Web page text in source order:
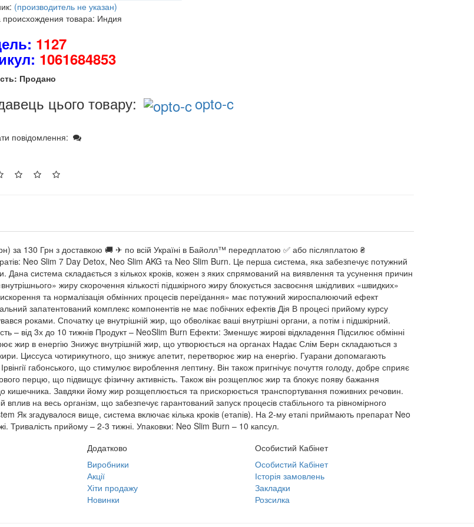
(производитель не указан)
происхождения товара: Индия
1127
1061684853
Продано
цього товару: opto-c
повідомлення:
за 130 Грн з доставкою 🚚 ✈ по всій Україні в Байолл™ передплатою ✅ або післяплатою ₴
Neo Slim 7 Day Detox, Neo Slim AKG та Neo Slim Burn. Це перша система, яка забезпечує потужний
Дана система складається з кількох кроків, кожен з яких спрямований на виявлення та усунення причин
жиру скорочення кількості підшкірного жиру блокується засвоєння шкідливих «швидких»
та нормалізація обмінних процесів переїдання» має потужний жироспалюючий ефект
запатентований комплекс компонентів не має побічних ефектів Дія В процесі прийому курсу
роками. Спочатку це внутрішній жир, що обволікає ваші внутрішні органи, а потім і підшкірний.
– від 3х до 10 тижнів Продукт – NeoSlim Burn Ефекти: Зменшує жирові відкладення Підсилює обмінні
жир в енергію Знижує внутрішній жир, що утворюється на органах Надає Слім Берн складаються з
Циссуса чотирикутного, що знижує апетит, перетворює жир на енергію. Гуарани допомагають
габонського, що стимулює вироблення лептину. Він також пригнічує почуття голоду, добре сприяє
перцю, що підвищує фізичну активність. Також він розщеплює жир та блокує появу бажання
кишечника. Завдяки йому жир розщеплюється та прискорюється транспортування поживних речовин.
на весь організм, що забезпечує гарантований запуск процесів стабільного та рівномірного
Як згадувалося вище, система включає кілька кроків (етапів). На 2-му етапі приймають препарат Neo
Тривалість прийому – 2-3 тижні. Упаковки: Neo Slim Burn – 10 капсул.
Додатково
Виробники
Акції
Хіти продажу
Новинки
Особистий Кабінет
Особистий Кабінет
Історія замовлень
Закладки
Розсилка